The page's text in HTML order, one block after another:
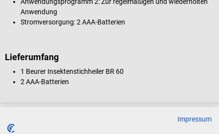
Anwendung
Stromversorgung: 2 AAA-Batterien
Lieferumfang
1 Beurer Insektenstichheiler BR 60
2 AAA-Batterien
Impressum